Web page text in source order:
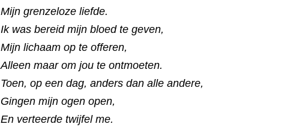
Mijn grenzeloze liefde.
Ik was bereid mijn bloed te geven,
Mijn lichaam op te offeren,
Alleen maar om jou te ontmoeten.
Toen, op een dag, anders dan alle andere,
Gingen mijn ogen open,
En verteerde twijfel me.